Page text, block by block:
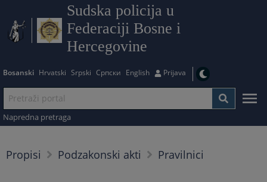
Sudska policija u
Federaciji Bosne i
Hercegovine
Bosanski Hrvatski Srpski Српски English Prijava
Napredna pretraga
Propisi Podzakonski akti Pravilnici